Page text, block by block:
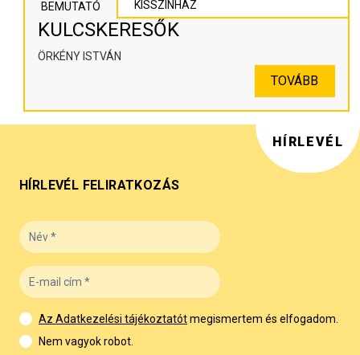
BEMUTATÓ KISSZÍNHÁZ
KULCSKERESŐK
ÖRKÉNY ISTVÁN
TOVÁBB
HÍRLEVÉL
HÍRLEVÉL FELIRATKOZÁS
Az Adatkezelési tájékoztatótmegismertem és elfogadom.
Nem vagyok robot.